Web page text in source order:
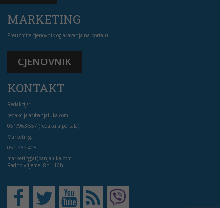
MARKETING
Preuzmite cjenovnik oglašavanja na portalu
CJENOVNIK
KONTAKT
Redakcija:
redakcija(at)banjaluka.com
051/963-557 (redakcija portala)
Marketing:
051 962 405
marketing(at)banjaluka.com
Radno vrijeme: 8h - 16h